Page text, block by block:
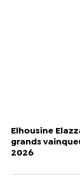
Elhousine
grands
2026